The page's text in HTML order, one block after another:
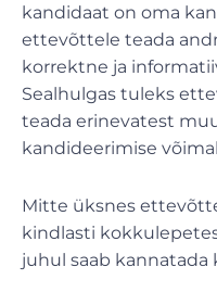
kandidaat on oma
ettevõttele teada
korrektne ja
Sealhulgas tuleks
teada erinevatest
kandideerimise
Mitte üksnes
kindlasti
juhul saab kannatada